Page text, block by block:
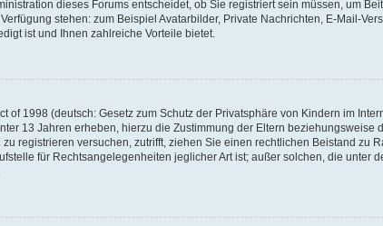
dieses Forums entscheidet, ob Sie registriert sein müssen, um
stehen: zum Beispiel Avatarbilder, Private Nachrichten, E-Mail-
ist und Ihnen zahlreiche Vorteile bietet.
of 1998 (deutsch: Gesetz zum Schutz der Privatsphäre von Kindern im
13 Jahren erheben, hierzu die Zustimmung der Eltern
registrieren versuchen, zutrifft, ziehen Sie einen rechtlichen Beistand zu
für Rechtsangelegenheiten jeglicher Art ist; außer solchen, die unter